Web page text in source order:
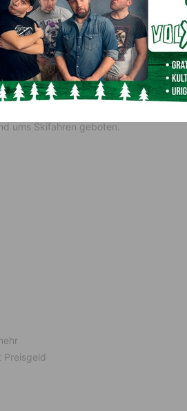
die Organisation und macht Skikurse
Dank der langjährigen
Zeitung, Generali, Intersport und
ums Skifahren geboten.
Preisgeld